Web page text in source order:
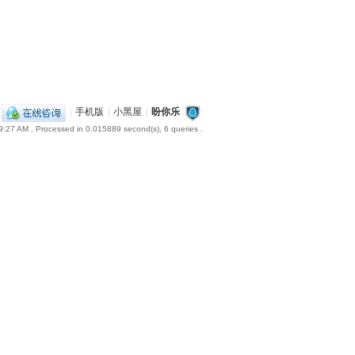
手机版 小黑屋 盼你乐
AM , Processed in 0.015889 second(s), 6 queries .